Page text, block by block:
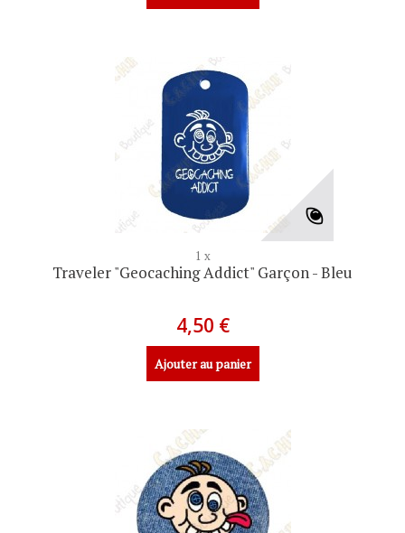
1 x
Traveler "Geocaching Addict" Garçon - Bleu
4,50 €
Ajouter au panier